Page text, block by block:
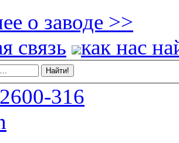
о заводе >>
связь
как нас
2600-316